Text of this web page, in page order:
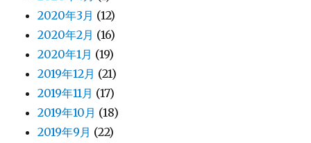
2020年3月 (12)
2020年2月 (16)
2020年1月 (19)
2019年12月 (21)
2019年11月 (17)
2019年10月 (18)
2019年9月 (22)